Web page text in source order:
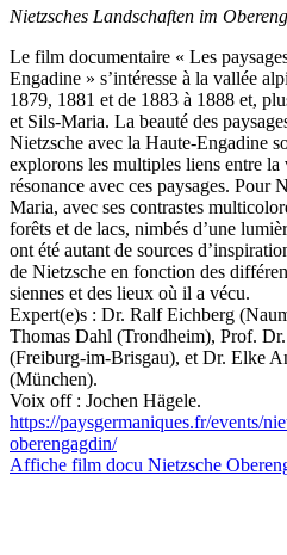
Nietzsches Landschaften im
Le film documentaire « Les
Engadine » s’intéresse à la vallée
1879, 1881 et de 1883 à 1888 et,
et Sils-Maria. La beauté des
Nietzsche avec la Haute-Engadine
explorons les multiples liens entre
résonance avec ces paysages. Pour
Maria, avec ses contrastes
forêts et de lacs, nimbés d’une
ont été autant de sources
de Nietzsche en fonction des
siennes et des lieux où il a vécu.
Expert(e)s : Dr. Ralf Eichberg
Thomas Dahl (Trondheim), Prof.
(Freiburg-im-Brisgau), et Dr. Elke
(München).
Voix off : Jochen Hägele.
https://paysgermaniques.fr/events/
oberengagdin/
Affiche film docu Nietzsche